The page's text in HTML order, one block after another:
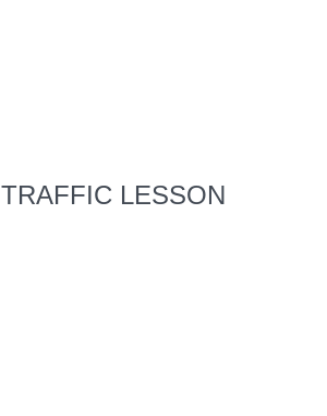
TRAFFIC LESSON